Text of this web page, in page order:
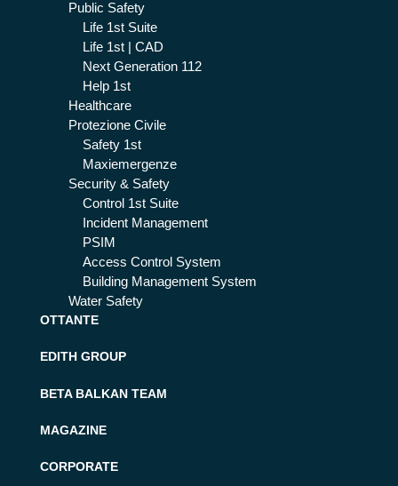
Public Safety
Life 1st Suite
Life 1st | CAD
Next Generation 112
Help 1st
Healthcare
Protezione Civile
Safety 1st
Maxiemergenze
Security & Safety
Control 1st Suite
Incident Management
PSIM
Access Control System
Building Management System
Water Safety
OTTANTE
EDITH GROUP
BETA BALKAN TEAM
MAGAZINE
CORPORATE